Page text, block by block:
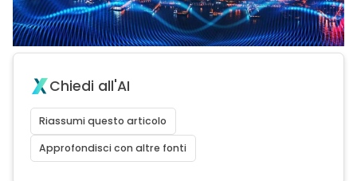
Chiedi all'AI
Riassumi questo articolo
Approfondisci con altre fonti